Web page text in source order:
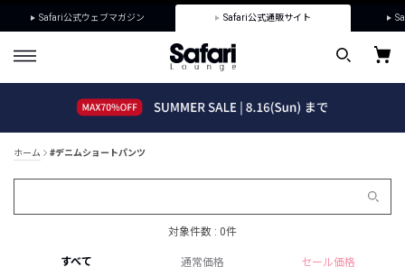
Safari公式ウェブマガジン Safari公式通販サイト
ホーム #デニムショートパンツ
対象件数 : 0件
すべて 通常価格 セール価格